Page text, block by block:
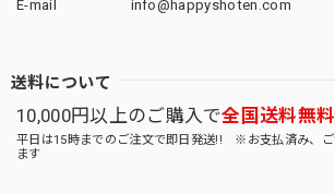
E-mail
info@happyshoten.com
送料について
10,000円以上のご購入で全国送料無料
平日は15時までのご注文で即日発送!! ※お支払済み、ご
ます